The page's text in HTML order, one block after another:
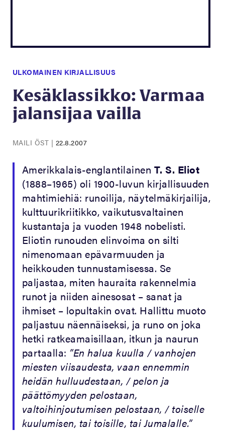
ULKOMAINEN KIRJALLISUUS
Kesäklassikko: Varmaa
jalansijaa vailla
MAILI ÖST | 22.8.2007
Amerikkalais-englantilainen T. S. Eliot
(1888–1965) oli 1900-luvun kirjallisuuden
mahtimiehiä: runoilija, näytelmäkirjailija,
kulttuurikriitikko, vaikutusvaltainen
kustantaja ja vuoden 1948 nobelisti.
Eliotin runouden elinvoima on silti
nimenomaan epävarmuuden ja
heikkouden tunnustamisessa. Se
paljastaa, miten hauraita rakennelmia
runot ja niiden ainesosat – sanat ja
ihmiset – lopultakin ovat. Hallittu muoto
paljastuu näennäiseksi, ja runo on joka
hetki ratkeamaisillaan, itkun ja naurun
partaalla: ”En halua kuulla / vanhojen
miesten viisaudesta, vaan ennemmin
heidän hulluudestaan, / pelon ja
päättömyyden pelostaan,
valtoihinjoutumisen pelostaan, / toiselle
kuulumisen, tai toisille, tai Jumalalle.”